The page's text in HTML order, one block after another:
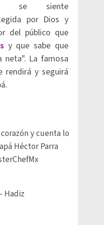
se siente
por Dios y
del público que
y que sabe que
neta". La famosa
rendirá y seguirá
y cuenta lo
Héctor Parra
Hadiz